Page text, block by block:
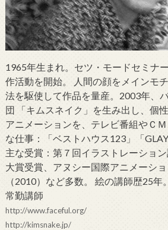
1965年生まれ。セツ・モードセミナ
作活動を開始。 人間の顔をメインモ
法を駆使して作品を量産。2003年、
団 「キムスネイク」を生み出し、個
アニメーションを、テレビ番組やＣ
な仕事：「ベストハウス123」「
主な受賞：第７回イラストレーション
大賞受賞、アヌシー国際アニメーシ
（2010）など多数。 絵の講師歴25
常勤講師
http://www.faceful.org/
http://kimsnake.jp/